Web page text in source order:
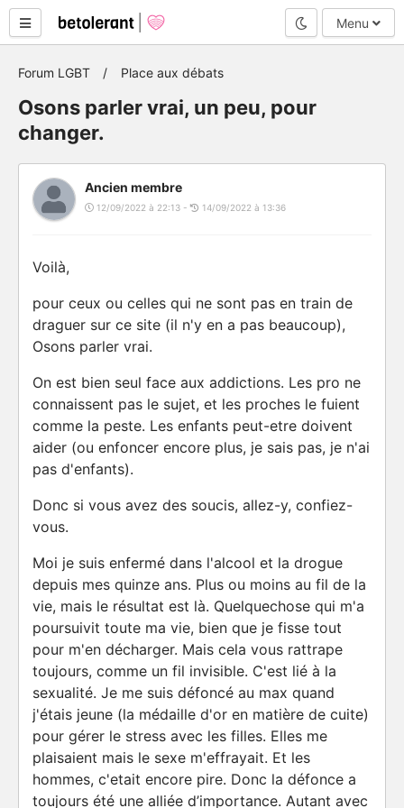
Mode nuit
Menu
Forum LGBT Place aux débats
Osons parler vrai, un peu, pour
changer.
Ancien membre
12/09/2022 à 22:13 - 14/09/2022 à 13:36
Voilà,
pour ceux ou celles qui ne sont pas en train de
draguer sur ce site (il n'y en a pas beaucoup),
Osons parler vrai.
On est bien seul face aux addictions. Les pro ne
connaissent pas le sujet, et les proches le fuient
comme la peste. Les enfants peut-etre doivent
aider (ou enfoncer encore plus, je sais pas, je n'ai
pas d'enfants).
Donc si vous avez des soucis, allez-y, confiez-
vous.
Moi je suis enfermé dans l'alcool et la drogue
depuis mes quinze ans. Plus ou moins au fil de la
vie, mais le résultat est là. Quelquechose qui m'a
poursuivit toute ma vie, bien que je fisse tout
pour m'en décharger. Mais cela vous rattrape
toujours, comme un fil invisible. C'est lié à la
sexualité. Je me suis défoncé au max quand
j'étais jeune (la médaille d'or en matière de cuite)
pour gérer le stress avec les filles. Elles me
plaisaient mais le sexe m'effrayait. Et les
hommes, c'etait encore pire. Donc la défonce a
toujours été une alliée d’importance. Autant avec